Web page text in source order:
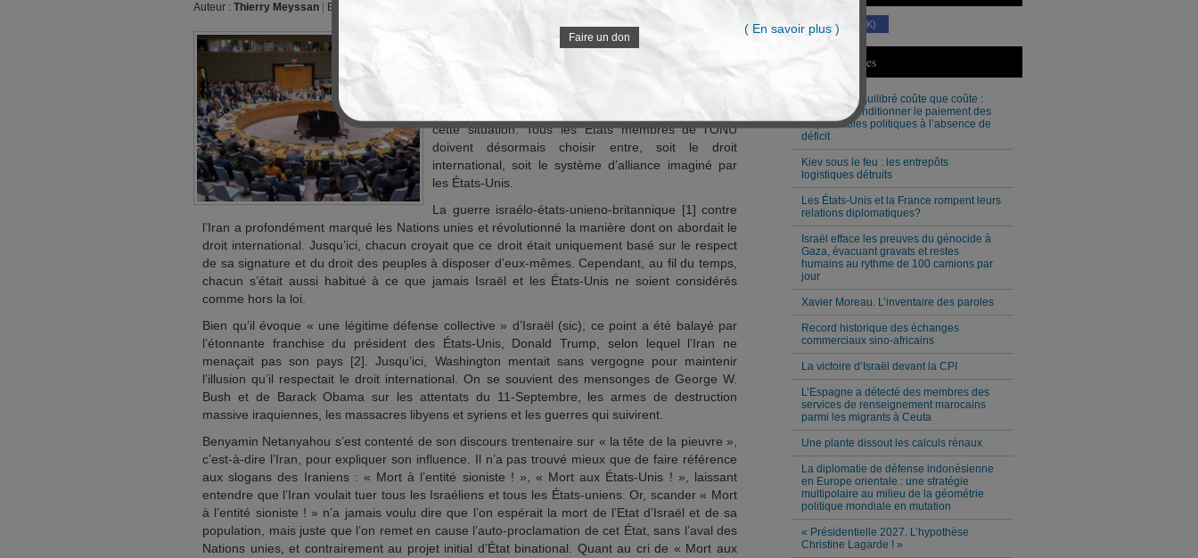
Auteur : Thierry Meyssan Editeur :
La guerre d’Israël, des États-Unis et du Royaume-Uni
contre l’Iran a provoqué une remise en cause du droit
international. Même le Conseil de sécurité avait oublié
contre lui-même. Il n’y a jamais eu de précédent à
cette situation. Tous les États membres de l’ONU
doivent désormais choisir entre, soit le droit
international, soit le système d’alliance imaginé par
les États-Unis.
La guerre israélo-états-unieno-britannique [1] contre
l’Iran a profondément marqué les Nations unies et révolutionné la manière dont on abordait le
droit international. Jusqu’ici, chacun croyait que ce droit était uniquement basé sur le respect
de sa signature et du droit des peuples à disposer d’eux-mêmes. Cependant, au fil du temps,
chacun s’était aussi habitué à ce que jamais Israël et les États-Unis ne soient considérés
comme hors la loi.
Bien qu’il évoque « une légitime défense collective » d’Israël (sic), ce point a été balayé par
l’étonnante franchise du président des États-Unis, Donald Trump, selon lequel l’Iran ne
menaçait pas son pays [2]. Jusqu’ici, Washington mentait sans vergogne pour maintenir
l’illusion qu’il respectait le droit international. On se souvient des mensonges de George W.
Bush et de Barack Obama sur les attentats du 11-Septembre, les armes de destruction
massive iraquiennes, les massacres libyens et syriens et les guerres qui suivirent.
Benyamin Netanyahou s’est contenté de son discours trentenaire sur « la tête de la pieuvre »,
c’est-à-dire l’Iran, pour expliquer son influence. Il n’a pas trouvé mieux que de faire référence
aux slogans des Iraniens : « Mort à l’entité sioniste ! », « Mort aux États-Unis ! », laissant
entendre que l’Iran voulait tuer tous les Israéliens et tous les États-uniens. Or, scander « Mort
à l’entité sioniste ! » n’a jamais voulu dire que l’on espérait la mort de l’Etat d’Israël et de sa
population, mais juste que l’on remet en cause l’auto-proclamation de cet État, sans l’aval des
Nations unies, et contrairement au projet initial d’État binational. Quant au cri de « Mort aux
(230 K)
Derniers Articles
Un budget équilibré coûte que coûte :
Milei veut conditionner le paiement des
responsables politiques à l’absence de
déficit
Kiev sous le feu : les entrepôts
logistiques détruits
Les États-Unis et la France rompent leurs
relations diplomatiques?
Israël efface les preuves du génocide à
Gaza, évacuant gravats et restes
humains au rythme de 100 camions par
jour
Xavier Moreau. L’inventaire des paroles
Record historique des échanges
commerciaux sino-africains
La victoire d’Israël devant la CPI
L’Espagne a détecté des membres des
services de renseignement marocains
parmi les migrants à Ceuta
Une plante dissout les calculs rénaux
La diplomatie de défense indonésienne
en Europe orientale : une stratégie
multipolaire au milieu de la géométrie
politique mondiale en mutation
« Présidentielle 2027. L’hypothèse
Christine Lagarde ! »
Faire un don
( En savoir plus )